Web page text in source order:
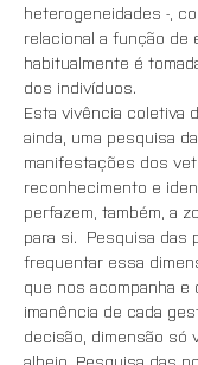
heterogeneidades -,
relacional a função de
habitualmente é
dos indivíduos.
Esta vivência coletiva
ainda, uma pesquisa
manifestações dos
reconhecimento e
perfazem, também, a
para si.  Pesquisa das
frequentar essa
que nos acompanha e
imanência de cada
decisão, dimensão só
alheio. Pesquisa das